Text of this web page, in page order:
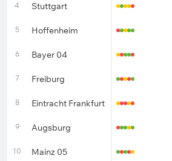
4 Stuttgart
5 Hoffenheim
6 Bayer 04
7 Freiburg
8 Eintracht Frankfurt
9 Augsburg
10 Mainz 05